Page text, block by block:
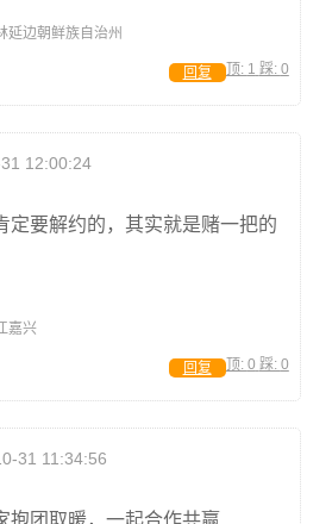
延边朝鲜族自治州
顶: 1 踩: 0
回复
12:00:24
定要解约的，其实就是赌一把的
嘉兴
顶: 0 踩: 0
回复
31 11:34:56
抱团取暖，一起合作共赢